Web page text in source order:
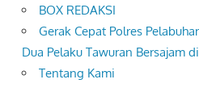
BOX REDAKSI
Gerak Cepat Polres
Dua Pelaku Tawuran Bersajam
Tentang Kami